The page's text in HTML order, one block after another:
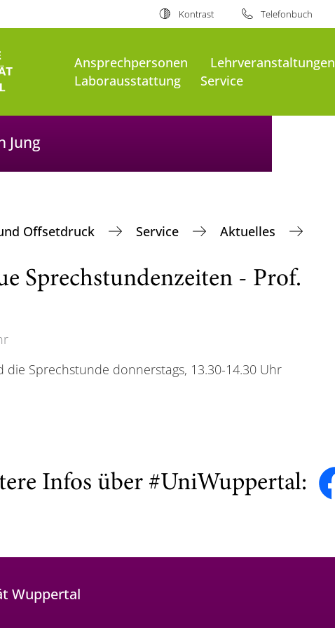
Kontrast Telefonbuch
Ansprechpersonen Lehrveranstaltungen
Laborausstattung
Service
Jung
Offsetdruck Service Aktuelles
Sprechstundenzeiten - Prof.
die Sprechstunde donnerstags, 13.30-14.30 Uhr
Infos über #UniWuppertal:
Wuppertal